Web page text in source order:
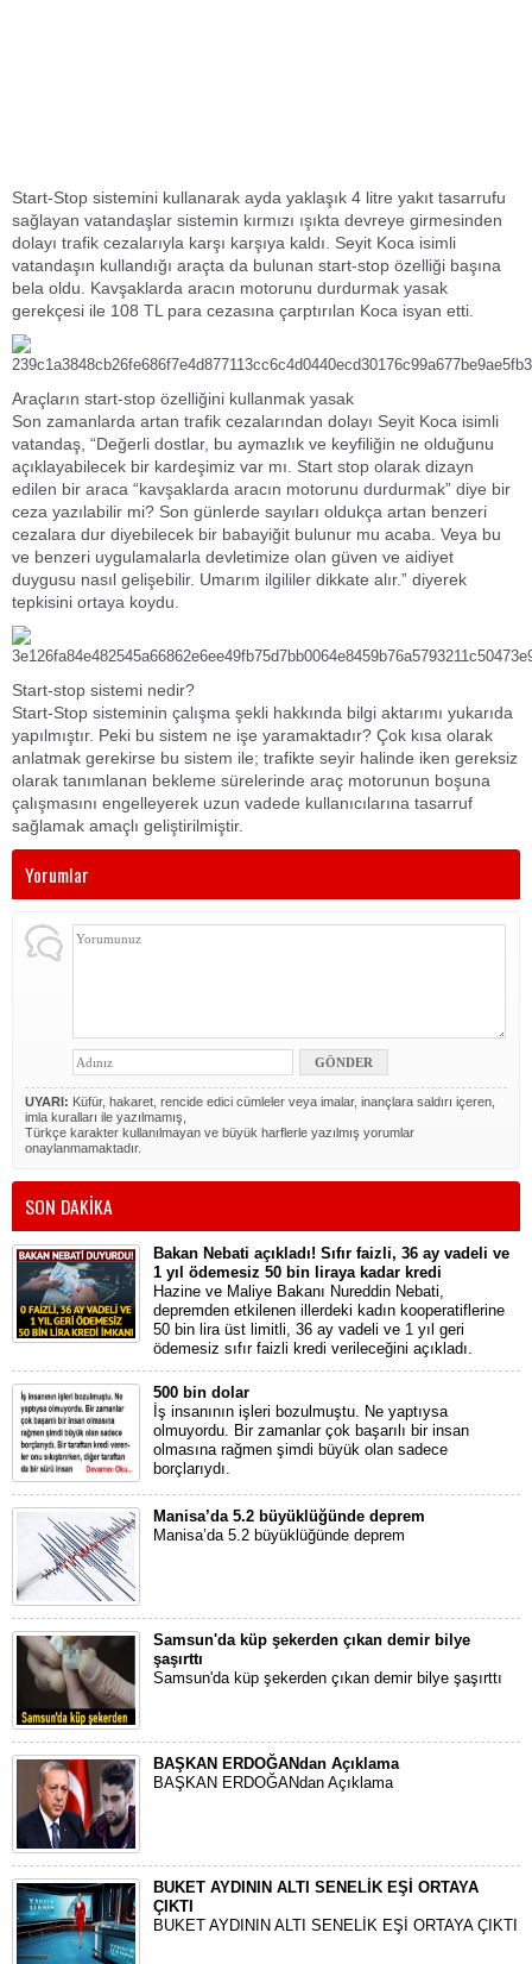
Start-Stop sistemini kullanarak ayda yaklaşık 4 litre yakıt tasarrufu
sağlayan vatandaşlar sistemin kırmızı ışıkta devreye girmesinden
dolayı trafik cezalarıyla karşı karşıya kaldı. Seyit Koca isimli
vatandaşın kullandığı araçta da bulunan start-stop özelliği başına
bela oldu. Kavşaklarda aracın motorunu durdurmak yasak
gerekçesi ile 108 TL para cezasına çarptırılan Koca isyan etti.
Araçların start-stop özelliğini kullanmak yasak
Son zamanlarda artan trafik cezalarından dolayı Seyit Koca isimli
vatandaş, “Değerli dostlar, bu aymazlık ve keyfiliğin ne olduğunu
açıklayabilecek bir kardeşimiz var mı. Start stop olarak dizayn
edilen bir araca “kavşaklarda aracın motorunu durdurmak” diye bir
ceza yazılabilir mi? Son günlerde sayıları oldukça artan benzeri
cezalara dur diyebilecek bir babayiğit bulunur mu acaba. Veya bu
ve benzeri uygulamalarla devletimize olan güven ve aidiyet
duygusu nasıl gelişebilir. Umarım ilgililer dikkate alır.” diyerek
tepkisini ortaya koydu.
Start-stop sistemi nedir?
Start-Stop sisteminin çalışma şekli hakkında bilgi aktarımı yukarıda
yapılmıştır. Peki bu sistem ne işe yaramaktadır? Çok kısa olarak
anlatmak gerekirse bu sistem ile; trafikte seyir halinde iken gereksiz
olarak tanımlanan bekleme sürelerinde araç motorunun boşuna
çalışmasını engelleyerek uzun vadede kullanıcılarına tasarruf
sağlamak amaçlı geliştirilmiştir.
Yorumlar
UYARI: Küfür, hakaret, rencide edici cümleler veya imalar, inançlara saldırı içeren,
imla kuralları ile yazılmamış,
Türkçe karakter kullanılmayan ve büyük harflerle yazılmış yorumlar
onaylanmamaktadır.
SON DAKİKA
Bakan Nebati açıkladı! Sıfır faizli, 36 ay vadeli ve
1 yıl ödemesiz 50 bin liraya kadar kredi
Hazine ve Maliye Bakanı Nureddin Nebati,
depremden etkilenen illerdeki kadın kooperatiflerine
50 bin lira üst limitli, 36 ay vadeli ve 1 yıl geri
ödemesiz sıfır faizli kredi verileceğini açıkladı.
500 bin dolar
İş insanının işleri bozulmuştu. Ne yaptıysa
olmuyordu. Bir zamanlar çok başarılı bir insan
olmasına rağmen şimdi büyük olan sadece
borçlarıydı.
Manisa’da 5.2 büyüklüğünde deprem
Manisa’da 5.2 büyüklüğünde deprem
Samsun'da küp şekerden çıkan demir bilye
şaşırttı
Samsun'da küp şekerden çıkan demir bilye şaşırttı
BAŞKAN ERDOĞANdan Açıklama
BAŞKAN ERDOĞANdan Açıklama
BUKET AYDININ ALTI SENELİK EŞİ ORTAYA
ÇIKTI
BUKET AYDININ ALTI SENELİK EŞİ ORTAYA ÇIKTI